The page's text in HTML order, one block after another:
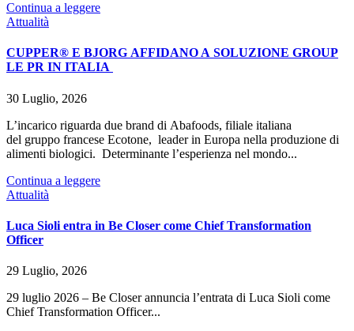
Continua a leggere
Attualità
CUPPER® E BJORG AFFIDANO A SOLUZIONE GROUP
LE PR IN ITALIA
30 Luglio, 2026
L’incarico riguarda due brand di Abafoods, filiale italiana
del gruppo francese Ecotone, leader in Europa nella produzione di
alimenti biologici. Determinante l’esperienza nel mondo...
Continua a leggere
Attualità
Luca Sioli entra in Be Closer come Chief Transformation
Officer
29 Luglio, 2026
29 luglio 2026 – Be Closer annuncia l’entrata di Luca Sioli come
Chief Transformation Officer...